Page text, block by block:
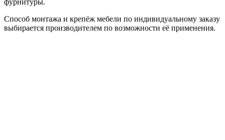
Способ монтажа и крепёж мебели по индивидуальному заказу
выбирается производителем по возможности её применения.